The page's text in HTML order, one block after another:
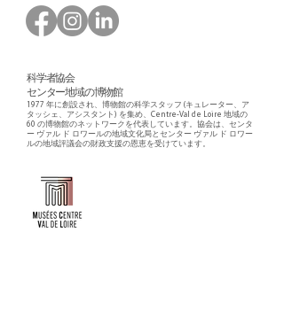
科学者協会
センター地域の博物館
1977 年に創設され、博物館の科学スタッフ (キュレーター、ア
タッシェ、アシスタント) を集め、Centre-Val de Loire 地域の
60 の博物館のネットワークを代表しています。協会は、センタ
ー ヴァル ド ロワールの地域文化局とセンター ヴァル ド ロワー
ルの地域評議会の財政支援の恩恵を受けています。